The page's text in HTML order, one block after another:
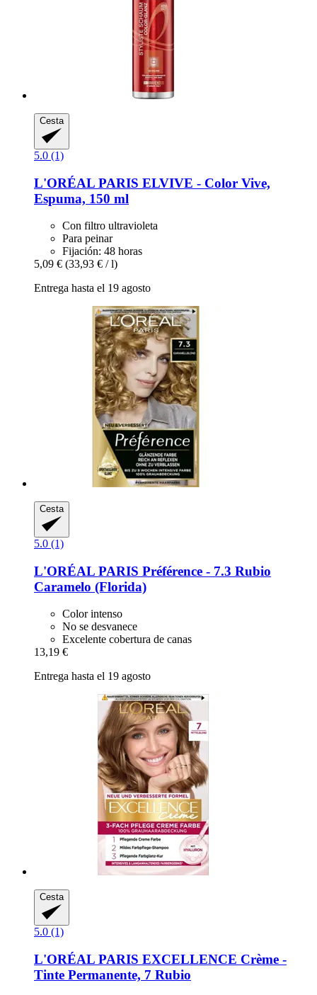
Cesta
5.0 (1)
L'ORÉAL PARIS ELVIVE -​ Color Vive,
Espuma, 150 ml
Con filtro ultravioleta
Para peinar
Fijación: 48 horas
5,09 € (33,93 € / l)
Entrega hasta el 19 agosto
Cesta
5.0 (1)
L'ORÉAL PARIS Préférence -​ 7.3 Rubio
Caramelo (Florida)
Color intenso
No se desvanece
Excelente cobertura de canas
13,19 €
Entrega hasta el 19 agosto
Cesta
5.0 (1)
L'ORÉAL PARIS EXCELLENCE Crème -​
Tinte Permanente, 7 Rubio